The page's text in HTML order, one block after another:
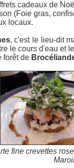
cadeaux de
(Foie gras,
locaux.
, c'est le lieu-dit
le cours d'eau et
forêt de
fine crevettes